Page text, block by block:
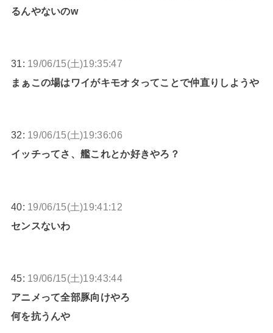
るんやないのw
31: 19/06/15(土)19:35:47
まぁこの場はワイがキモオタってことで仲直りしようや
32: 19/06/15(土)19:36:06
イッチってさ、艦これとか好きやろ？
40: 19/06/15(土)19:41:12
センスないわ
45: 19/06/15(土)19:43:44
アニメって全部豚向けやろ
何を抗うんや